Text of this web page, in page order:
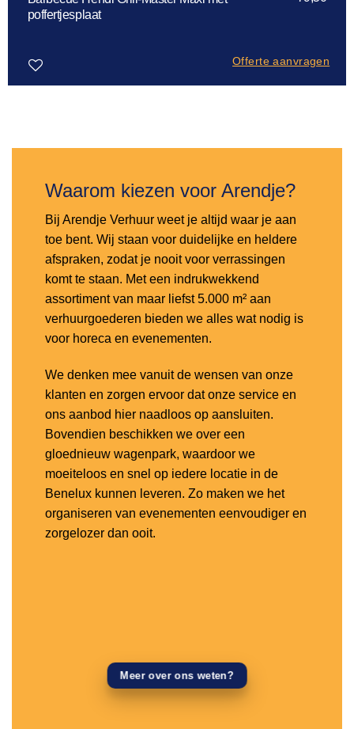
poffertjesplaat
Offerte aanvragen
Waarom kiezen voor Arendje?
Bij Arendje Verhuur weet je altijd waar je aan
toe bent. Wij staan voor duidelijke en heldere
afspraken, zodat je nooit voor verrassingen
komt te staan. Met een indrukwekkend
assortiment van maar liefst 5.000 m² aan
verhuurgoederen bieden we alles wat nodig is
voor horeca en evenementen.
We denken mee vanuit de wensen van onze
klanten en zorgen ervoor dat onze service en
ons aanbod hier naadloos op aansluiten.
Bovendien beschikken we over een
gloednieuw wagenpark, waardoor we
moeiteloos en snel op iedere locatie in de
Benelux kunnen leveren. Zo maken we het
organiseren van evenementen eenvoudiger en
zorgelozer dan ooit.
Meer over ons weten?